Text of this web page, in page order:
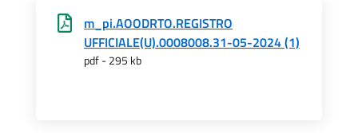
m_pi.AOODRTO.REGISTRO
UFFICIALE(U).0008008.31-05-2024 (1)
pdf - 295 kb